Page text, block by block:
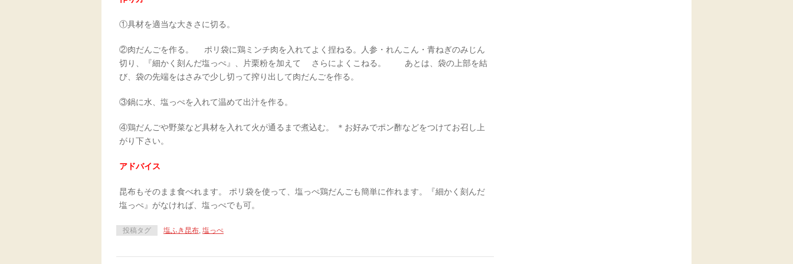
①具材を適当な大きさに切る。
②肉だんごを作る。 ポリ袋に鶏ミンチ肉を入れてよく捏ねる。人参・れんこん・青ねぎのみじん
切り、『細かく刻んだ塩っぺ』、片栗粉を加えて さらによくこねる。 あとは、袋の上部を結
び、袋の先端をはさみで少し切って搾り出して肉だんごを作る。
③鍋に水、塩っぺを入れて温めて出汁を作る。
④鶏だんごや野菜など具材を入れて火が通るまで煮込む。 ＊お好みでポン酢などをつけてお召し上
がり下さい。
アドバイス
昆布もそのまま食べれます。 ポリ袋を使って、塩っぺ鶏だんごも簡単に作れます。『細かく刻んだ
塩っぺ』がなければ、塩っぺでも可。
投稿タグ 塩ふき昆布, 塩っぺ